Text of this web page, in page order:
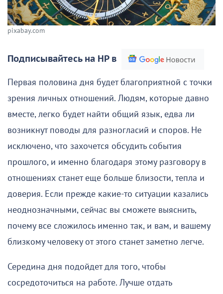
pixabay.com
Подписывайтесь на НР в
Первая половина дня будет благоприятной с точки
зрения личных отношений. Людям, которые давно
вместе, легко будет найти общий язык, едва ли
возникнут поводы для разногласий и споров. Не
исключено, что захочется обсудить события
прошлого, и именно благодаря этому разговору в
отношениях станет еще больше близости, тепла и
доверия. Если прежде какие-то ситуации казались
неоднозначными, сейчас вы сможете выяснить,
почему все сложилось именно так, и вам, и вашему
близкому человеку от этого станет заметно легче.
Середина дня подойдет для того, чтобы
сосредоточиться на работе. Лучше отдать